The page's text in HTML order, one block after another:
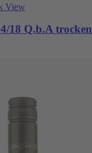
View
18 Q.b.A trocken